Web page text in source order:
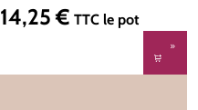
Prix régulier :
14,25 € TTC le pot